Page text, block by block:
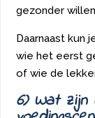
gezonder
Daarnaast kun
wie het eerst
of wie de
6) Wat zijn